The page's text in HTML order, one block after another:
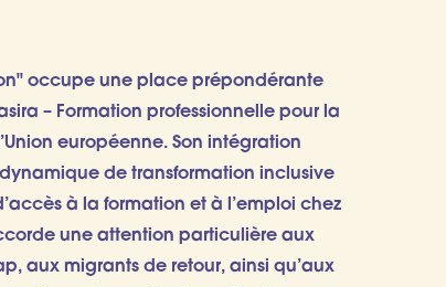
occupe une place prépondérante
– Formation professionnelle pour la
européenne. Son intégration
de transformation inclusive
à la formation et à l’emploi chez
une attention particulière aux
aux migrants de retour, ainsi qu’aux